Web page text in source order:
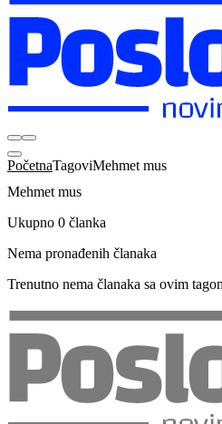
PočetnaTagoviMehmet mus
Mehmet mus
Ukupno 0 članka
Nema pronađenih članaka
Trenutno nema članaka sa ovim